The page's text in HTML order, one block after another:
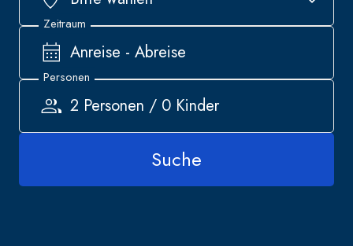
Anreise - Abreise
2 Personen / 0 Kinder
Suche